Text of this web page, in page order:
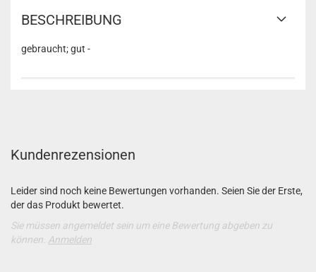
BESCHREIBUNG
gebraucht; gut -
Kundenrezensionen
Leider sind noch keine Bewertungen vorhanden. Seien Sie der Erste,
der das Produkt bewertet.
Sie müssen angemeldet sein um eine Bewertung abgeben zu
können. Anmelden